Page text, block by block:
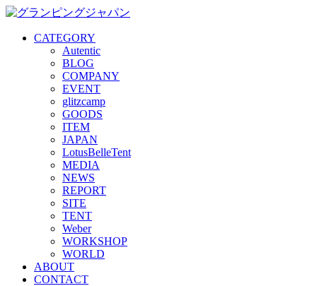
CATEGORY
Autentic
BLOG
COMPANY
EVENT
glitzcamp
GOODS
ITEM
JAPAN
LotusBelleTent
MEDIA
NEWS
REPORT
SITE
TENT
Weber
WORKSHOP
WORLD
ABOUT
CONTACT